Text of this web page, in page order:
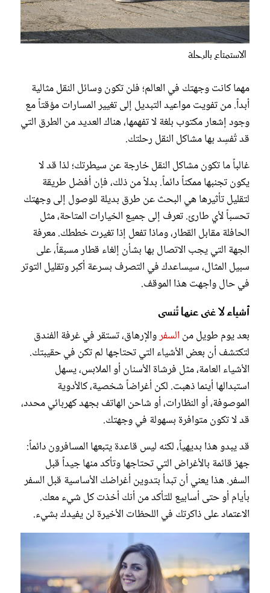
الاستمتاع بالرحلة
مهما كانت وجهتك في العالم؛ فلن تكون وسائل النقل مثالية
أبداً. من تفويت مواعيد التبديل إلى تغيير المسارات مؤقتاً مع
وجود إشعار مكتوب بلغة لا تفهمها، هناك العديد من الطرق التي
قد تُفسِد بها مشاكل النقل رحلتك.
غالباً ما تكون مشاكل النقل خارجة عن سيطرتك؛ لذا قد لا
يكون تجنبها ممكناً دائماً. بدلاً من ذلك، فإن أفضل طريقة
لتقليل تأثيرها هي البحث عن طرق بديلة للوصول إلى وجهتك
تحسباً لأي طارئ. تعرف إلى جميع الخيارات المتاحة، مثل
الحافلة مقابل القطار، وماذا تفعل إذا تغيرت خططك. معرفة
الجهة التي يجب الاتصال بها بشأن إلغاء قطار مسبقاً، على
سبيل المثال، سيساعدك في التصرف بسرعة أكبر وتقليل التوتر
في حال واجهت هذا الموقف.
أشياء لا غنى عنها تُنسى
بعد يوم طويل من السفروالإرهاق، تستقر في غرفة الفندق
لتكتشف أن بعض الأشياء التي تحتاجها لم تكن في حقيبتك.
الأشياء العامة، مثل فرشاة الأسنان أو الملابس، يسهل
استبدالها أينما ذهبت. لكن أغراضاً شخصية، كالأدوية
الموصوفة، أو النظارات، أو شاحن الهاتف بجهد كهربائي محدد،
قد لا تكون متوافرة بسهولة في وجهتك.
قد يبدو هذا بديهياً، لكنه ليس قاعدة يتبعها المسافرون دائماً:
جهز قائمة بالأغراض التي تحتاجها وتأكد منها جيداً قبل
السفر. هذا يعني أن تبدأ بتدوين أغراضك الأساسية قبل السفر
بأيام أو حتى أسابيع للتأكد من أنك أخذت كل شيء معك.
الاعتماد على ذاكرتك في اللحظات الأخيرة لن يفيدك بشيء.